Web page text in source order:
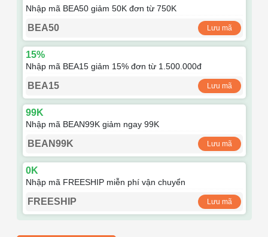
Nhập mã BEA50 giảm 50K đơn từ 750K
BEA50 Lưu mã
15%
Nhập mã BEA15 giảm 15% đơn từ 1.500.000đ
BEA15 Lưu mã
99K
Nhập mã BEAN99K giảm ngay 99K
BEAN99K Lưu mã
0K
Nhập mã FREESHIP miễn phí vận chuyển
FREESHIP Lưu mã